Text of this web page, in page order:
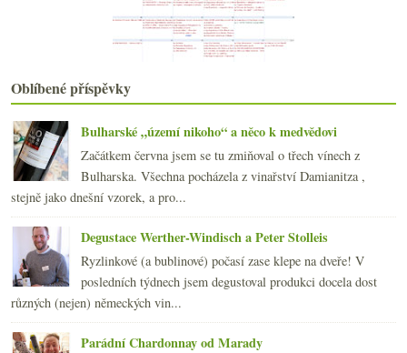
►2014(254)
►2012(254)
►2011(252)
►2010(249)
►2009(249)
►2008(270)
2007 (108)
Oblíbené příspěvky
Bulharské „území nikoho“ a něco k medvědovi
Začátkem června jsem se tu zmiňoval o třech vínech z
Bulharska. Všechna pocházela z vinařství Damianitza ,
stejně jako dnešní vzorek, a pro...
Degustace Werther-Windisch a Peter Stolleis
Ryzlinkové (a bublinové) počasí zase klepe na dveře! V
posledních týdnech jsem degustoval produkci docela dost
různých (nejen) německých vin...
Parádní Chardonnay od Marady